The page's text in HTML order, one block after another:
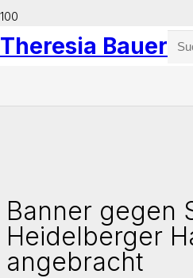
Theresia Bauer
Banner gegen
Heidelberger
angebracht